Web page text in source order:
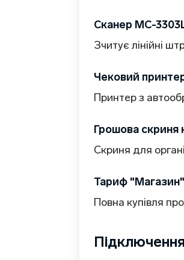
Сканер MC-
Зчитує лінійні
Чековий
Принтер з
Грошова скриня
Скриня для
Тариф
Повна купівля